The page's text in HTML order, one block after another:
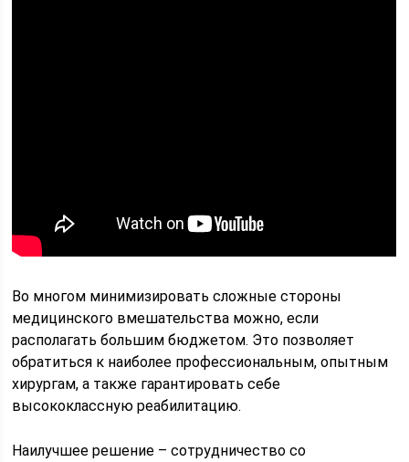
Во многом минимизировать сложные стороны
медицинского вмешательства можно, если
располагать большим бюджетом. Это позволяет
обратиться к наиболее профессиональным, опытным
хирургам, а также гарантировать себе
высококлассную реабилитацию.
Наилучшее решение – сотрудничество со